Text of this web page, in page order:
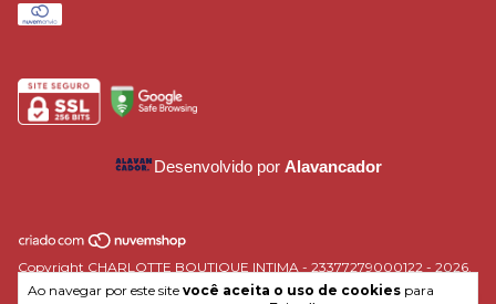
Ao navegar por este site você aceita o uso de cookies para
Desenvolvido por Alavancador
Copyright CHARLOTTE BOUTIQUE INTIMA - 23377279000122 - 2026.
Todos os direitos reservados.